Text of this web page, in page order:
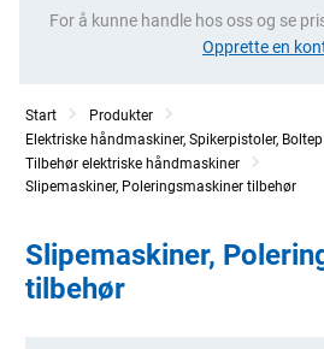
For å kunne handle hos oss og se
Opprette en
Start
Produkter
Elektriske håndmaskiner, Spikerpistoler, Boltep
Tilbehør elektriske håndmaskiner
Slipemaskiner, Poleringsmaskiner tilbehør
Slipemaskiner,
tilbehør